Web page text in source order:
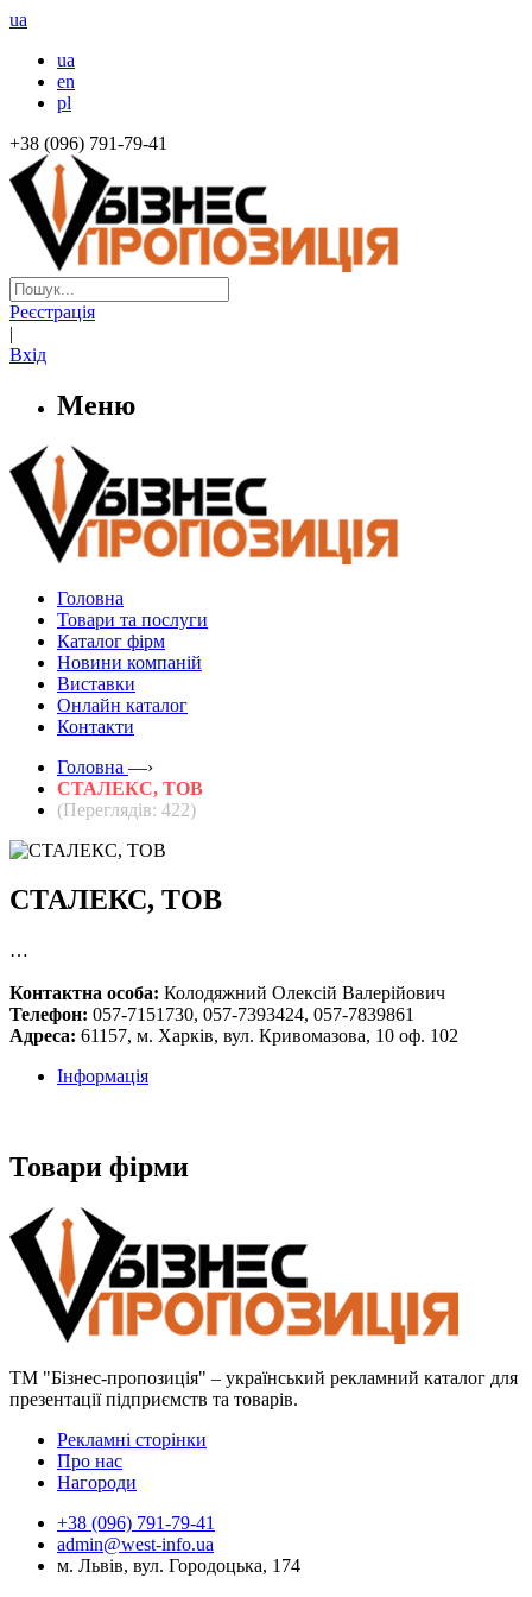
ua
ua
en
pl
+38 (096) 791-79-41
Реєстрація
|
Вхід
Меню
Головна
Товари та послуги
Каталог фірм
Новини компаній
Виставки
Онлайн каталог
Контакти
Головна —›
СТАЛЕКС, ТОВ
(Переглядів: 422)
СТАЛЕКС, ТОВ
…
Контактна особа: Колодяжний Олексій Валерійович
Телефон: 057-7151730, 057-7393424, 057-7839861
Адреса: 61157, м. Харків, вул. Кривомазова, 10 оф. 102
Інформація
Товари фірми
ТМ "Бізнес-пропозиція" – український рекламний каталог для
презентації підприємств та товарів.
Рекламні сторінки
Про нас
Нагороди
+38 (096) 791-79-41
admin@west-info.ua
м. Львів, вул. Городоцька, 174